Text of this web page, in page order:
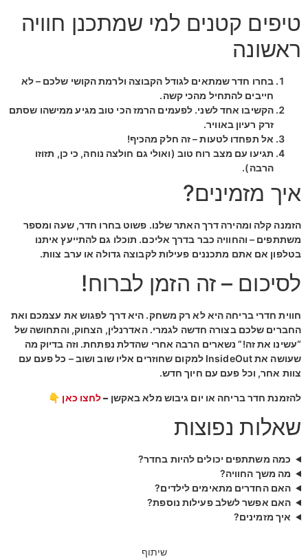
טיפים קטנים למי שמתכנן חוויה
ראשונה
בחרו חדר שמתאים לגודל הקבוצה ולרמת הקושי שלכם – לא
חייבים להתחיל מהכי קשה.
הקשיבו אחד לשני. לפעמים הרמז הכי טוב מגיע ממישהו שסתם
זרק רעיון באוויר.
אל תפחדו לטעות – זה חלק מהכיף!
תגיעו עם מצב רוח טוב (ואולי גם חולצה נוחה, כי כן, תזוזו
הרבה).
איך מזמינים?
הזמנה קלה ומהירה דרך האתר שלנו. פשוט בחרו חדר, שעה ומספר
משתתפים – והחוויה כבר בדרך אליכם. תוכלו גם להתייעץ איתנו
בטלפון אם אתם מתכננים פעילות לקבוצה גדולה או ערב צוות.
לסיכום – זה הזמן לברוח!
חווית חדרי בריחה היא לא רק משחק. היא דרך לפגוש את עצמכם ואת
החברים שלכם בצורה חדשה לגמרי. האדרנלין, הצחוק, והתחושה של
“עשינו את זה!” נשארים הרבה אחרי שהדלת נפתחת. וזה בדיוק מה
שעושה את InsideOut למקום שחוזרים אליו שוב ושוב – כל פעם עם
צוות אחר, וכל פעם עם חיוך חדש.
להזמנת חדר בריחה או יום גיבוש מלא באקשן –לחצו כאן 👇
שאלות נפוצות
כמה משתתפים יכולים להיות בחדר?
מה משך החוויה?
האם החדרים מתאימים לילדים?
האם אפשר לשלב פעילות נוספת?
איך מזמינים?
שיתוף